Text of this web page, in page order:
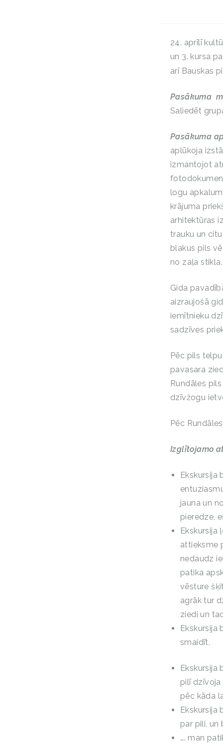
24. aprīlī
un 3. kursa
arī Bauskas
Pasākuma
Saliedēt
Pasākuma
aplūkoja
izmantojot
logu
krājuma
arhitektūras
trauku un
blakus pils
no zaļa stikla.
Gida
aizraujošā
iemītnieku
sadzīves
Pēc pils
pavasara
Rundāles
dzīvžogu
Pēc
Izglītojamo
Ekskursija
jauna un
pieredze,
Ekskursija
attieksme
nedaudz
patika
vēsture
agrāk tur
ziedi un
Ekskursija
smaidīt.
Ekskursija
pilī dzīvoja
pēc kāda
Ekskursija
par pili, un
…. man